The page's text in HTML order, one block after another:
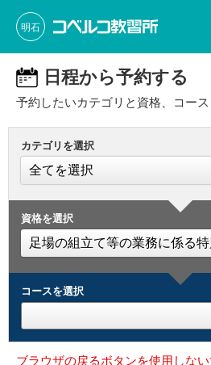
明石
日程から予約する
予約したいカテゴリと資格、コース
カテゴリを選択
資格を選択
コースを選択
ブラウザの戻るボタンを使用しない